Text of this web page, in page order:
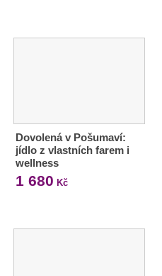
Dovolená v Pošumaví:
jídlo z vlastních farem i
wellness
1 680 Kč